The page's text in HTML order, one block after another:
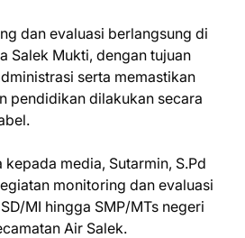
dan evaluasi berlangsung di
Salek Mukti, dengan tujuan
serta memastikan
pendidikan dilakukan secara
media, Sutarmin, S.Pd
monitoring dan evaluasi
MI hingga SMP/MTs negeri
Air Salek.